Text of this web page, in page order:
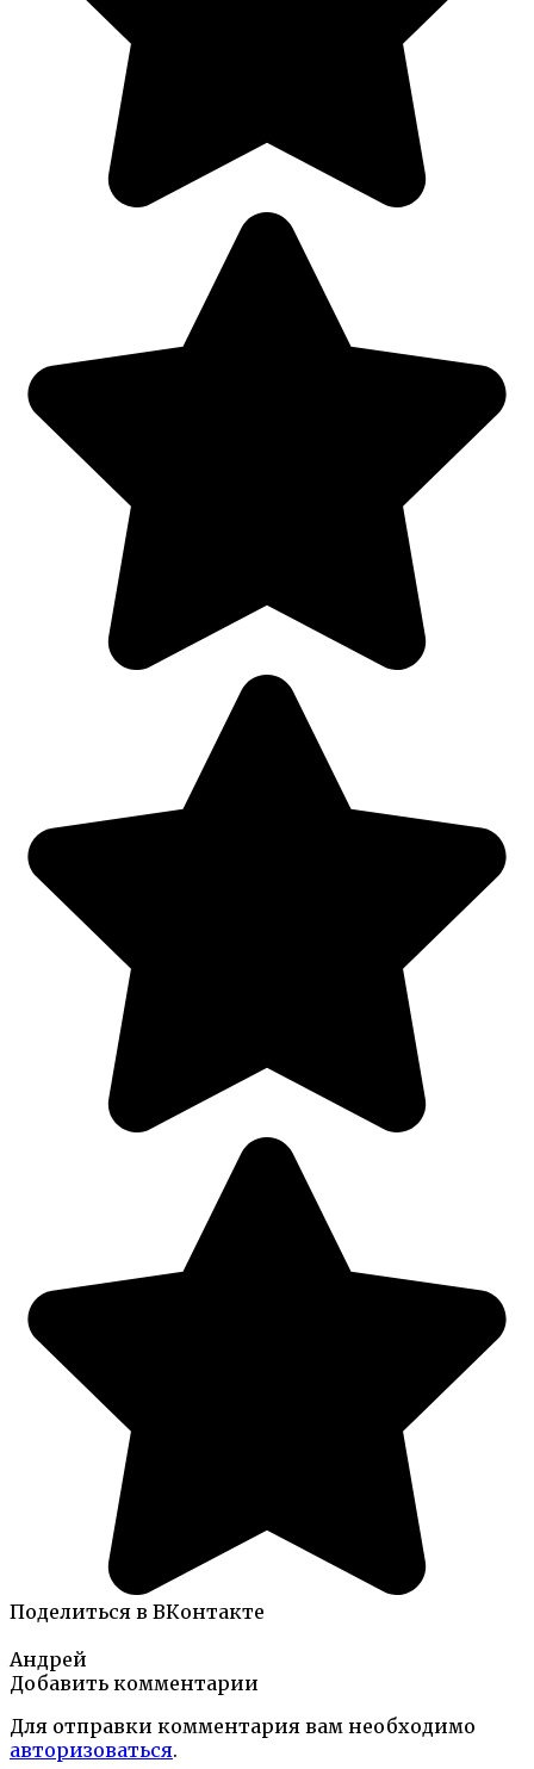
Поделиться в ВКонтакте
Андрей
Добавить комментарии
Для отправки комментария вам необходимо
авторизоваться.